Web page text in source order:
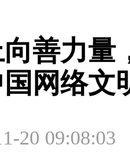
向善力
网络文
20 09:08:03